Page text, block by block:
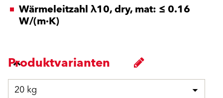
Wärmeleitzahl λ10, dry, mat: ≤ 0.16
W/(m·K)
Produktvarianten
20 kg